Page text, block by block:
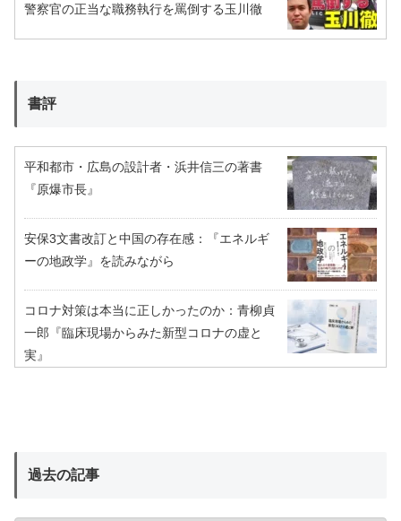
警察官の正当な職務執行を罵倒する玉川徹
書評
平和都市・広島の設計者・浜井信三の著書
『原爆市長』
安保3文書改訂と中国の存在感：『エネルギ
ーの地政学』を読みながら
コロナ対策は本当に正しかったのか：青柳貞
一郎『臨床現場からみた新型コロナの虚と
実』
過去の記事